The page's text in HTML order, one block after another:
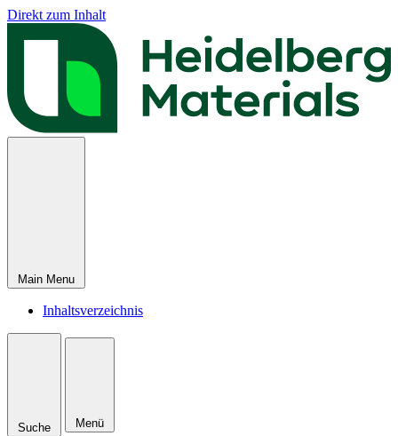
Direkt zum Inhalt
Main Menu
Inhaltsverzeichnis
Suche Menü